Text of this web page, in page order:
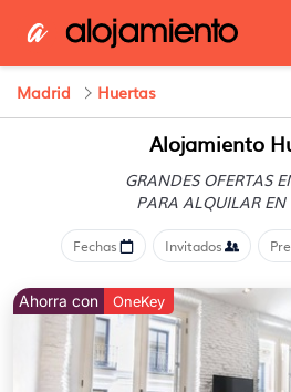
Madrid Huertas
Alojamiento
GRANDES OFERTAS
PARA ALQUILAR EN
Fechas Invitados
Ahorra con OneKey